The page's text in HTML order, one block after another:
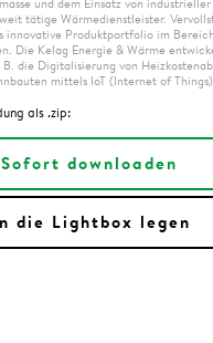
und dem Einsatz von
tätige Wärmedienstleister.
innovative Produktportfolio im
Die Kelag Energie & Wärme
die Digitalisierung von
mittels IoT (Internet of
als .zip:
Sofort downloaden
die Lightbox legen